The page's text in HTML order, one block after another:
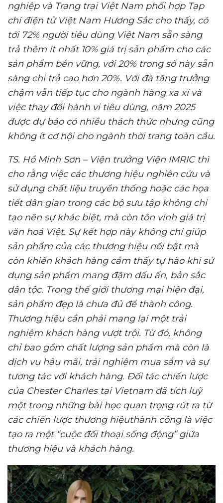
nghiệp và Trang trại Việt Nam phối hợp Tạp
chí điện tử Việt Nam Hương Sắc cho thấy, có
tới 72% người tiêu dùng Việt Nam sẵn sàng
trả thêm ít nhất 10% giá trị sản phẩm cho các
sản phẩm bền vững, với 20% trong số này sẵn
sàng chi trả cao hơn 20%. Với đà tăng trưởng
chậm vẫn tiếp tục cho ngành hàng xa xỉ và
việc thay đổi hành vi tiêu dùng, năm 2025
được dự báo có nhiều thách thức nhưng cũng
không ít cơ hội cho ngành thời trang toàn cầu.
TS. Hồ Minh Sơn – Viện trưởng Viện IMRIC thì
cho rằng việc các thương hiệu nghiên cứu và
sử dụng chất liệu truyền thống hoặc các họa
tiết dân gian trong các bộ sưu tập không chỉ
tạo nên sự khác biệt, mà còn tôn vinh giá trị
văn hoá Việt. Sự kết hợp này không chỉ giúp
sản phẩm của các thương hiệu nổi bật mà
còn khiến khách hàng cảm thấy tự hào khi sử
dụng sản phẩm mang đậm dấu ấn, bản sắc
dân tộc. Trong thế giới thương mại hiện đại,
sản phẩm đẹp là chưa đủ để thành công.
Thương hiệu cần phải mang lại một trải
nghiệm khách hàng vượt trội. Từ đó, không
chỉ bao gồm chất lượng sản phẩm mà còn là
dịch vụ hậu mãi, trải nghiệm mua sắm và sự
tương tác với khách hàng. Đốitác chiến lược
của Chester Charles tại Vietnam đã tích luỹ
một trong những bài học quan trọng rút ra từ
các chiến lược thương hiệuthành công là việc
tạo ra một“cuộc đối thoại sống động” giữa
thương hiệu và khách hàng.